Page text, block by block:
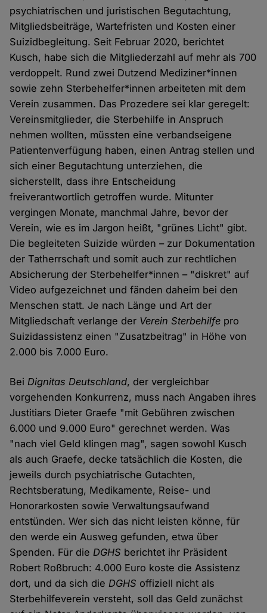
psychiatrischen und juristischen Begutachtung,
Mitgliedsbeiträge, Wartefristen und Kosten einer
Suizidbegleitung. Seit Februar 2020, berichtet
Kusch, habe sich die Mitgliederzahl auf mehr als 700
verdoppelt. Rund zwei Dutzend Mediziner*innen
sowie zehn Sterbehelfer*innen arbeiteten mit dem
Verein zusammen. Das Prozedere sei klar geregelt:
Vereinsmitglieder, die Sterbehilfe in Anspruch
nehmen wollten, müssten eine verbandseigene
Patientenverfügung haben, einen Antrag stellen und
sich einer Begutachtung unterziehen, die
sicherstellt, dass ihre Entscheidung
freiverantwortlich getroffen wurde. Mitunter
vergingen Monate, manchmal Jahre, bevor der
Verein, wie es im Jargon heißt, "grünes Licht" gibt.
Die begleiteten Suizide würden – zur Dokumentation
der Tatherrschaft und somit auch zur rechtlichen
Absicherung der Sterbehelfer*innen – "diskret" auf
Video aufgezeichnet und fänden daheim bei den
Menschen statt. Je nach Länge und Art der
Mitgliedschaft verlange der Verein Sterbehilfe pro
Suizidassistenz einen "Zusatzbeitrag" in Höhe von
2.000 bis 7.000 Euro.
BeiDignitas Deutschland, der vergleichbar
vorgehenden Konkurrenz, muss nach Angaben ihres
Justitiars Dieter Graefe "mit Gebühren zwischen
6.000 und 9.000 Euro" gerechnet werden. Was
"nach viel Geld klingen mag", sagen sowohl Kusch
als auch Graefe, decke tatsächlich die Kosten, die
jeweils durch psychiatrische Gutachten,
Rechtsberatung, Medikamente, Reise- und
Honorarkosten sowie Verwaltungsaufwand
entstünden. Wer sich das nicht leisten könne, für
den werde ein Ausweg gefunden, etwa über
Spenden. Für dieDGHS berichtet ihr Präsident
Robert Roßbruch: 4.000 Euro koste die Assistenz
dort, und da sich dieDGHS offiziell nicht als
Sterbehilfeverein versteht, soll das Geld zunächst